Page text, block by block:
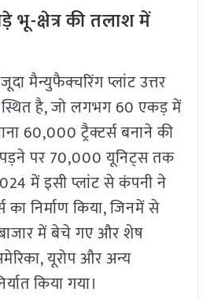
भू-क्षेत्र की तलाश में
मैन्युफैक्चरिंग प्लांट उत्तर
स्थित है, जो लगभग 60 एकड़ में
60,000 ट्रैक्टर्स बनाने की
पर 70,000 यूनिट्स तक
में इसी प्लांट से कंपनी ने
निर्माण किया, जिनमें से
में बेचे गए और शेष
यूरोप और अन्य
किया गया।